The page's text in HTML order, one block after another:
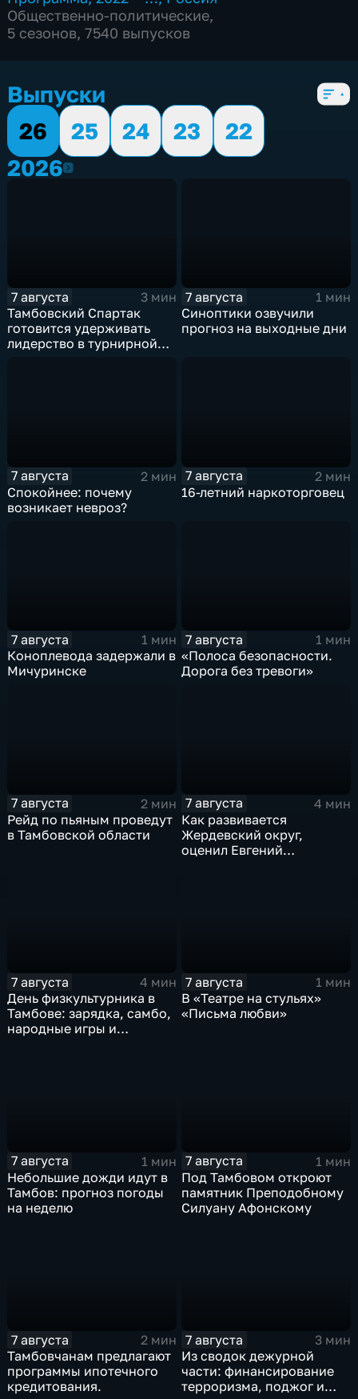
Общественно-политические,
5 сезонов, 7540 выпусков
Выпуски
26
25 24 23
22
20262026
7 августа
3 мин
Тамбовский Спартак
готовится удерживать
лидерство в турнирной
7 августа
1 мин
Синоптики озвучили
прогноз на выходные дни
7 августа
2 мин
Спокойнее: почему
возникает невроз?
7 августа
2 мин
16-летний наркоторговец
7 августа
1 мин
Коноплевода задержали в
Мичуринске
7 августа
1 мин
«Полоса безопасности.
Дорога без тревоги»
7 августа
2 мин
Рейд по пьяным проведут
в Тамбовской области
7 августа
4 мин
Как развивается
Жердевский округ,
оценил Евгений
7 августа
4 мин
День физкультурника в
Тамбове: зарядка, самбо,
народные игры и
7 августа
1 мин
В «Театре на стульях»
«Письма любви»
7 августа
1 мин
Небольшие дожди идут в
Тамбов: прогноз погоды
на неделю
7 августа
1 мин
Под Тамбовом откроют
памятник Преподобному
Силуану Афонскому
7 августа
2 мин
Тамбовчанам предлагают
программы ипотечного
кредитования.
7 августа
3 мин
Из сводок дежурной
части: финансирование
терроризма, поджог и